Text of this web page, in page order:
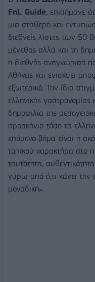
FnL Guide, επισήμανε
μια σταθερή και
διεθνείς λίστες των 50
μέγεθος αλλά και τη
η διεθνής αναγνώριση
Αθήνας και ενισχύει
εξωτερικό. Την ίδια
ελληνικής
δημοφιλία της
προσκήνιο τόσο τα
επόμενο βήμα είναι η
τοπικού χαρακτήρα στο
ταυτότητα,
γύρω από ό,τι κάνει την
μοναδική».